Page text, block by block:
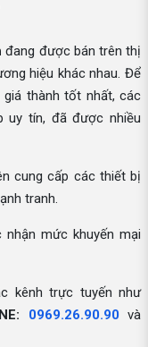
đang được bán trên thị
hiệu khác nhau. Để
thành tốt nhất, các
uy tín, đã được nhiều
cung cấp các thiết bị
tranh.
mức khuyến mại
kênh trực tuyến như
0969.26.90.90 và